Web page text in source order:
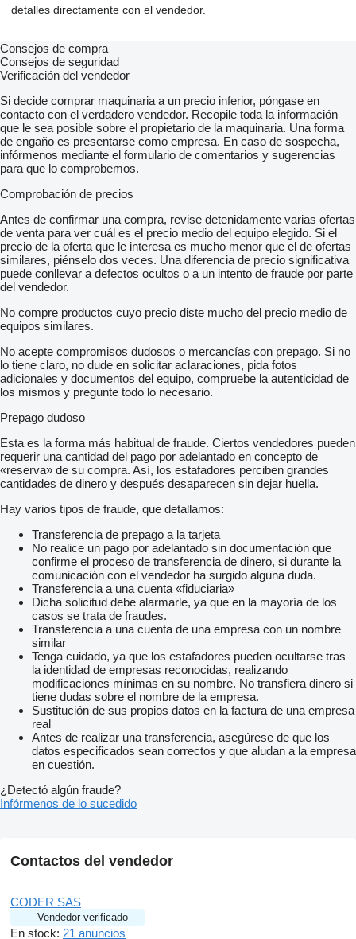
detalles directamente con el vendedor.
Consejos de compra
Consejos de seguridad
Verificación del vendedor
Si decide comprar maquinaria a un precio inferior, póngase en
contacto con el verdadero vendedor. Recopile toda la información
que le sea posible sobre el propietario de la maquinaria. Una forma
de engaño es presentarse como empresa. En caso de sospecha,
infórmenos mediante el formulario de comentarios y sugerencias
para que lo comprobemos.
Comprobación de precios
Antes de confirmar una compra, revise detenidamente varias ofertas
de venta para ver cuál es el precio medio del equipo elegido. Si el
precio de la oferta que le interesa es mucho menor que el de ofertas
similares, piénselo dos veces. Una diferencia de precio significativa
puede conllevar a defectos ocultos o a un intento de fraude por parte
del vendedor.
No compre productos cuyo precio diste mucho del precio medio de
equipos similares.
No acepte compromisos dudosos o mercancías con prepago. Si no
lo tiene claro, no dude en solicitar aclaraciones, pida fotos
adicionales y documentos del equipo, compruebe la autenticidad de
los mismos y pregunte todo lo necesario.
Prepago dudoso
Esta es la forma más habitual de fraude. Ciertos vendedores pueden
requerir una cantidad del pago por adelantado en concepto de
«reserva» de su compra. Así, los estafadores perciben grandes
cantidades de dinero y después desaparecen sin dejar huella.
Hay varios tipos de fraude, que detallamos:
Transferencia de prepago a la tarjeta
No realice un pago por adelantado sin documentación que
confirme el proceso de transferencia de dinero, si durante la
comunicación con el vendedor ha surgido alguna duda.
Transferencia a una cuenta «fiduciaria»
Dicha solicitud debe alarmarle, ya que en la mayoría de los
casos se trata de fraudes.
Transferencia a una cuenta de una empresa con un nombre
similar
Tenga cuidado, ya que los estafadores pueden ocultarse tras
la identidad de empresas reconocidas, realizando
modificaciones mínimas en su nombre. No transfiera dinero si
tiene dudas sobre el nombre de la empresa.
Sustitución de sus propios datos en la factura de una empresa
real
Antes de realizar una transferencia, asegúrese de que los
datos especificados sean correctos y que aludan a la empresa
en cuestión.
¿Detectó algún fraude?
Infórmenos de lo sucedido
Contactos del vendedor
CODER SAS
Vendedor verificado
En stock: 21 anuncios